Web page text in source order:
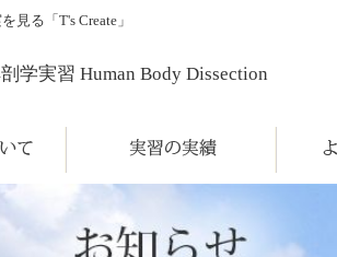
見る「T's Create」
学実習 Human Body Dissection